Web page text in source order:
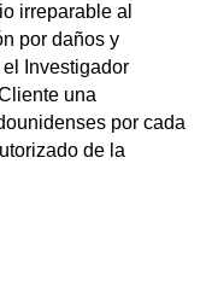
irreparable al
por daños y
Investigador
una
por cada
de la